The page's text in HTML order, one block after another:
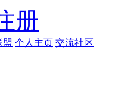
册
盟 个人主页 交流社区